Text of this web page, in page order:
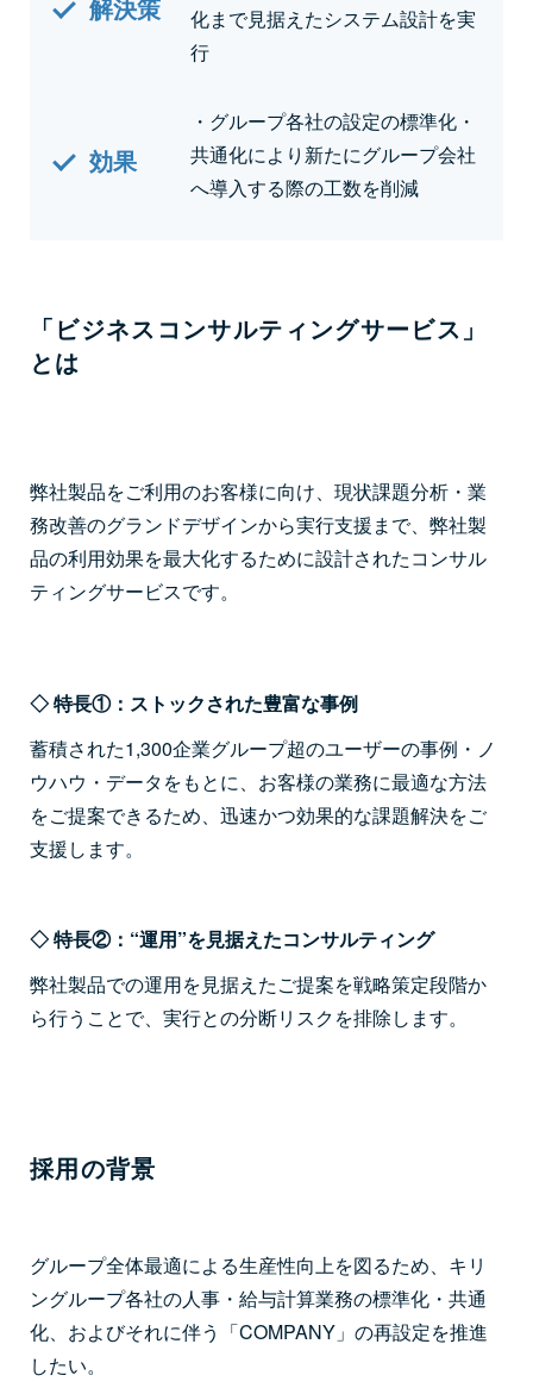
解決策
化まで見据えたシステム設計を実
行
効果
・グループ各社の設定の標準化・
共通化により新たにグループ会社
へ導入する際の工数を削減
「ビジネスコンサルティングサービス」
とは
弊社製品をご利用のお客様に向け、現状課題分析・業
務改善のグランドデザインから実行支援まで、弊社製
品の利用効果を最大化するために設計されたコンサル
ティングサービスです。
◇ 特長①：ストックされた豊富な事例
蓄積された1,300企業グループ超のユーザーの事例・ノ
ウハウ・データをもとに、お客様の業務に最適な方法
をご提案できるため、迅速かつ効果的な課題解決をご
支援します。
◇ 特長②：“運用”を見据えたコンサルティング
弊社製品での運用を見据えたご提案を戦略策定段階か
ら行うことで、実行との分断リスクを排除します。
採用の背景
グループ全体最適による生産性向上を図るため、キリ
ングループ各社の人事・給与計算業務の標準化・共通
化、およびそれに伴う「COMPANY」の再設定を推進
したい。